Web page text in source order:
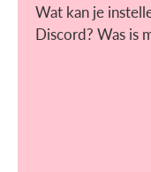
Wat kan je
Discord? Was is